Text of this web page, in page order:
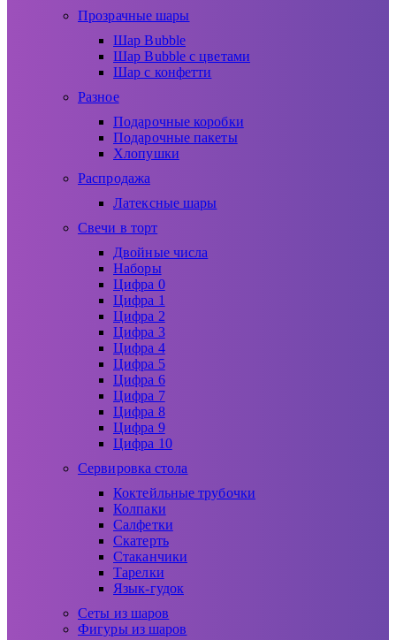
Прозрачные шары
Шар Bubble
Шар Bubble с цветами
Шар с конфетти
Разное
Подарочные коробки
Подарочные пакеты
Хлопушки
Распродажа
Латексные шары
Свечи в торт
Двойные числа
Наборы
Цифра 0
Цифра 1
Цифра 2
Цифра 3
Цифра 4
Цифра 5
Цифра 6
Цифра 7
Цифра 8
Цифра 9
Цифра 10
Сервировка стола
Коктейльные трубочки
Колпаки
Салфетки
Скатерть
Стаканчики
Тарелки
Язык-гудок
Сеты из шаров
Фигуры из шаров